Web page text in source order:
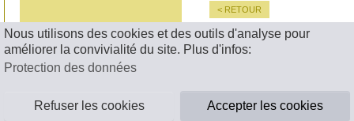
Nous utilisons des cookies et des outils d'analyse pour
améliorer la convivialité du site. Plus d'infos:
Protection des données
Refuser les cookies Accepter les cookies
< RETOUR